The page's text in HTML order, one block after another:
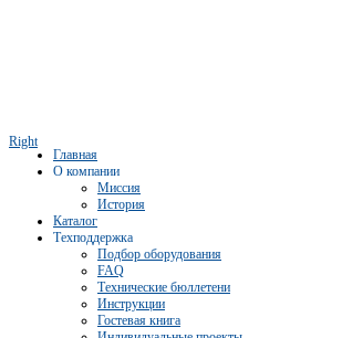
Right
Главная
О компании
Миссия
История
Каталог
Техподдержка
Подбор оборудования
FAQ
Технические бюллетени
Инструкции
Гостевая книга